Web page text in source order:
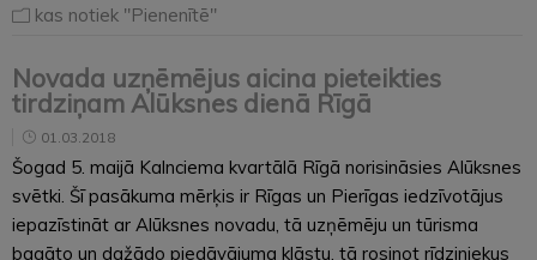
kas notiek "Pienenītē"
Novada uzņēmējus aicina pieteikties
tirdziņam Alūksnes dienā Rīgā
01.03.2018
Šogad 5. maijā Kalnciema kvartālā Rīgā norisināsies Alūksnes
svētki. Šī pasākuma mērķis ir Rīgas un Pierīgas iedzīvotājus
iepazīstināt ar Alūksnes novadu, tā uzņēmēju un tūrisma
bagāto un dažādo piedāvājuma klāstu, tā rosinot rīdziniekus